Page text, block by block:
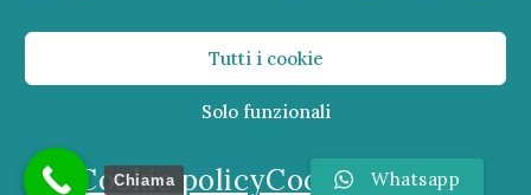
Tutti i cookie
Solo funzionali
Cookie policyCookie policy
MODULO DI CONTATTO
dott. Michele Massa - Psicologo a Ravenna, Psicologo a Forlì,
Psicologo a Cesena, Psicologo a Savio di Ravenna, Psicologo a
Whatsapp
Chiama